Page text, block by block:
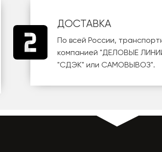
ДОСТАВКА
По всей России,
компанией"ДЕЛОВЫЕ
"СДЭК" или САМОВЫВОЗ".